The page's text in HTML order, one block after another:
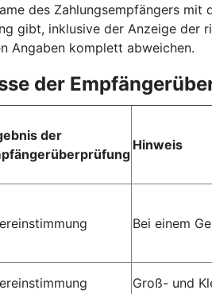
des Zahlungsempfängers
gibt, inklusive der Anzeige der
Angaben komplett abweichen.
der
der
Hinweis
Bei einem
Groß- und